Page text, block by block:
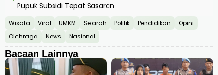
Pupuk Subsidi Tepat Sasaran
Wisata Viral UMKM Sejarah Politik Pendidikan
Opini
Olahraga
News Nasional
Bacaan Lainnya